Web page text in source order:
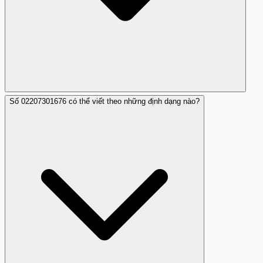
Điều này phụ thuộc vào việc số này có bị nhiều người
Số 02207301676 có thể viết theo những định dạng nào?